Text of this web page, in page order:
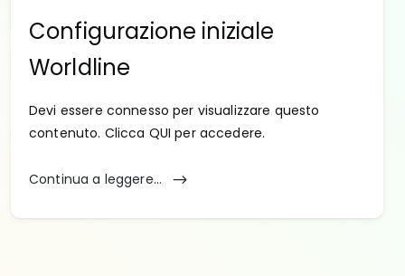
Configurazione iniziale
Worldline
Devi essere connesso per visualizzare questo
contenuto. Clicca QUI per accedere.
Continua a leggere...